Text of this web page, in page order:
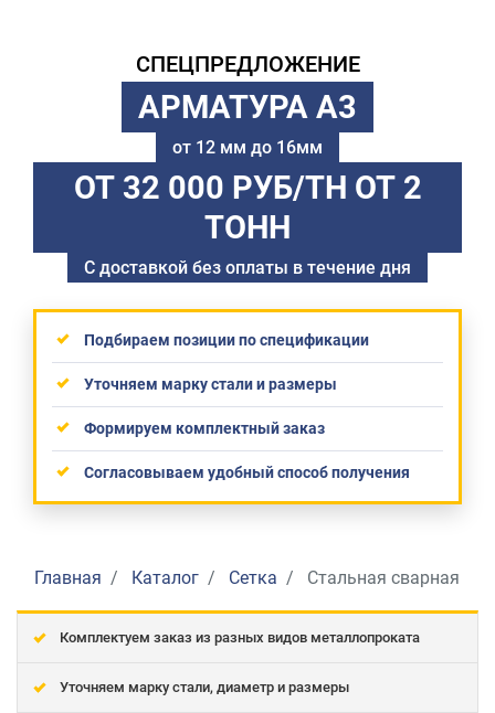
СПЕЦПРЕДЛОЖЕНИЕ
АРМАТУРА А3
от 12 мм до 16мм
ОТ 32 000 РУБ/ТН ОТ 2
ТОНН
С доставкой без оплаты в течение дня
Подбираем позиции по спецификации
Уточняем марку стали и размеры
Формируем комплектный заказ
Согласовываем удобный способ получения
Главная Каталог Сетка Стальная сварная
Комплектуем заказ из разных видов металлопроката
Уточняем марку стали, диаметр и размеры